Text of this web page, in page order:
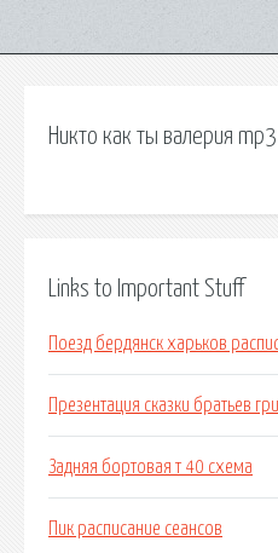
Никто как ты валерия
Links to Important Stuff
Поезд бердянск харьков
Презентация сказки братьев
Задняя бортовая т 40 схема
Пик расписание сеансов